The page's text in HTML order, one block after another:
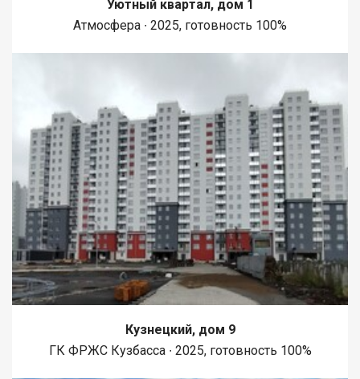
Уютный квартал, дом 1
Атмосфера ∙ 2025, готовность 100%
Кузнецкий, дом 9
ГК ФРЖС Кузбасса ∙ 2025, готовность 100%